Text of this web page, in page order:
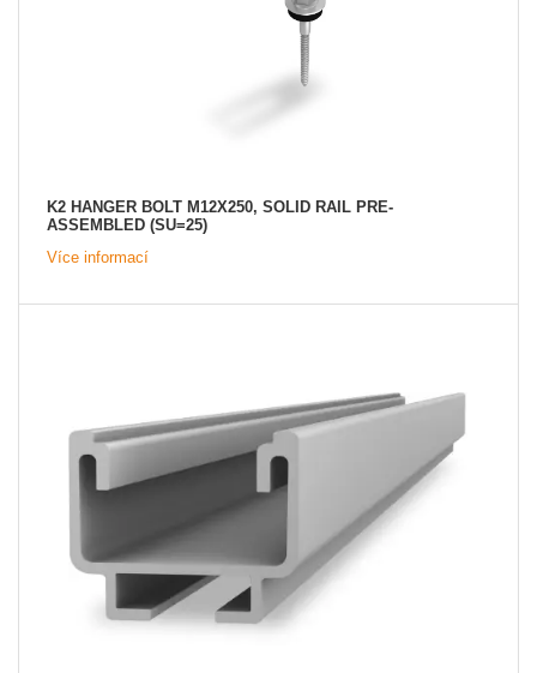
K2 HANGER BOLT M12X250, SOLID RAIL PRE-
ASSEMBLED (SU=25)
Více informací